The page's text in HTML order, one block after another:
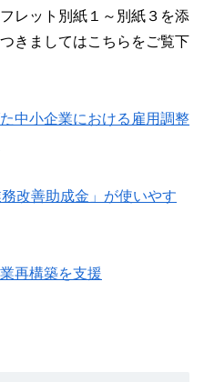
レット別紙１～別紙３を添
きましてはこちらをご覧下
中小企業における雇用調整
改善助成金」が使いやす
再構築を支援